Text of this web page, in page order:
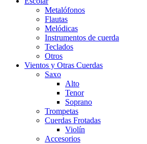
Metalófonos
Flautas
Melódicas
Instrumentos de cuerda
Teclados
Otros
Vientos y Otras Cuerdas
Saxo
Alto
Tenor
Soprano
Trompetas
Cuerdas Frotadas
Violín
Accesorios